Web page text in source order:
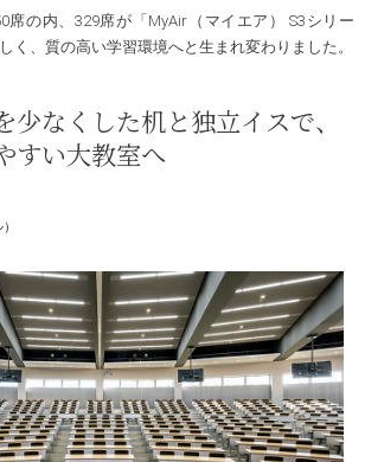
席の内、329席が「MyAir（マイエア） S3シリー
く、質の高い学習環境へと生まれ変わりました。
少なくした机と独立イスで、
すい大教室へ